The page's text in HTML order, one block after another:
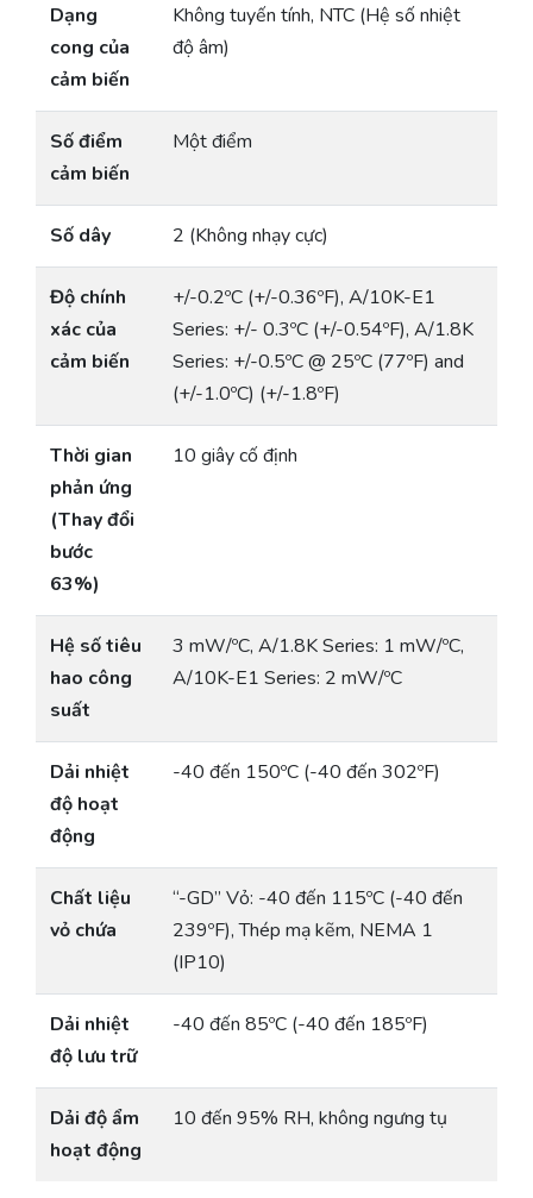
Dạng
cong của
cảm biến
Không tuyến tính, NTC (Hệ số nhiệt
độ âm)
Số điểm
cảm biến
Một điểm
Số dây 2 (Không nhạy cực)
Độ chính
xác của
cảm biến
+/-0.2ºC (+/-0.36ºF), A/10K-E1
Series: +/- 0.3ºC (+/-0.54ºF), A/1.8K
Series: +/-0.5ºC @ 25ºC (77ºF) and
(+/-1.0ºC) (+/-1.8ºF)
Thời gian
phản ứng
(Thay đổi
bước
63%)
10 giây cố định
Hệ số tiêu
hao công
suất
3 mW/ºC, A/1.8K Series: 1 mW/ºC,
A/10K-E1 Series: 2 mW/ºC
Dải nhiệt
độ hoạt
động
-40 đến 150ºC (-40 đến 302ºF)
Chất liệu
vỏ chứa
“-GD” Vỏ: -40 đến 115ºC (-40 đến
239ºF), Thép mạ kẽm, NEMA 1
(IP10)
Dải nhiệt
độ lưu trữ
-40 đến 85ºC (-40 đến 185ºF)
Dải độ ẩm
hoạt động
10 đến 95% RH, không ngưng tụ